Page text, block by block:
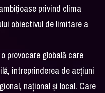
privind clima
obiectivul de limitare a
provocare globală care
întreprinderea de acţiuni
naţional şi local. Care